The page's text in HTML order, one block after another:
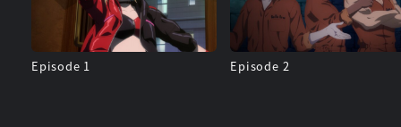
Episode 1 Episode 2